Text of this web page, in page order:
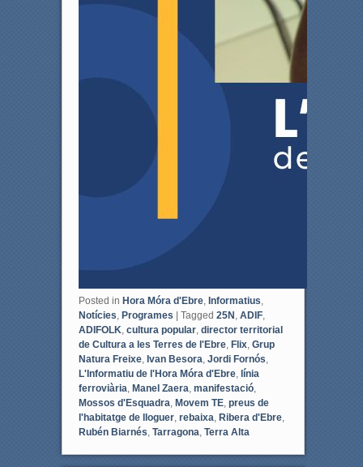
Posted in Hora Móra d'Ebre, Informatius
Notícies Programes | Tagged 25N ADIF,
ADIFOLK cultura popular, director territorial
de Cultura a les Terres de l'Ebre, Flix, Grup
Natura Freixe, Ivan Besora Jordi Fornós
L'Informatiu de l'Hora Móra d'Ebre, línia
ferroviària Manel Zaera manifestació,
Mossos d'Esquadra Movem TE, preus de
l'habitatge de lloguer, rebaixa Ribera d'Ebre,
Rubén Biarnés Tarragona Terra Alta